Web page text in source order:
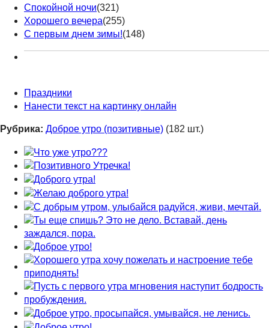
Спокойной ночи(321)
Хорошего вечера(255)
С первым днем зимы!(148)
Праздники
Нанести текст на картинку онлайн
Рубрика: Доброе утро (позитивные) (182 шт.)